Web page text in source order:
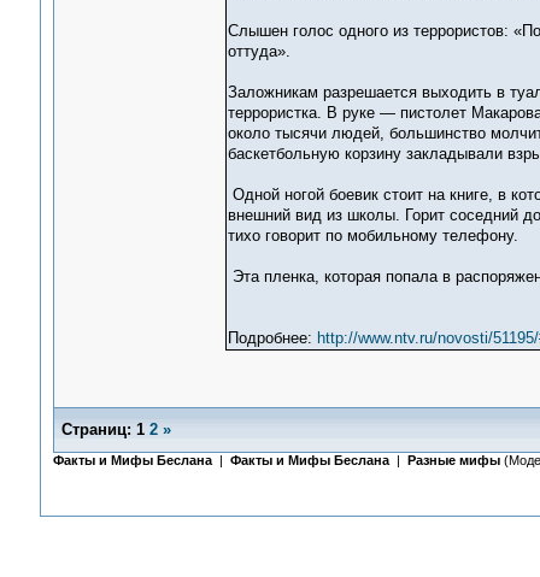
Слышен голос одного из террористов:
оттуда».
Заложникам разрешается выходить в
террористка. В руке — пистолет
около тысячи людей, большинство
баскетбольную корзину закладывали
Одной ногой боевик стоит на книге, в
внешний вид из школы. Горит соседний
тихо говорит по мобильному телефону.
Эта пленка, которая попала в
Подробнее: http://www.ntv.ru/novosti/
Страниц: 1 2 »
Факты и Мифы Беслана| Факты и Мифы Беслана| Разные мифы